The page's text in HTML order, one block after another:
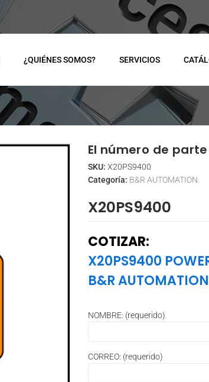
¿QUIÉNES SOMOS? SERVICIOS
El número de
SKU: X20PS9400
Categoría: B&R AUTOMATION.
X20PS9400
COTIZAR:
X20PS9400
B&R
NOMBRE: (requerido)
CORREO: (requerido)